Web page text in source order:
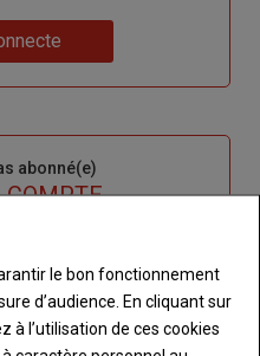
abonné(e)
COMPTE
à tout l'Agri53.
le bon fonctionnement
d’audience. En cliquant sur
à l’utilisation de ces cookies